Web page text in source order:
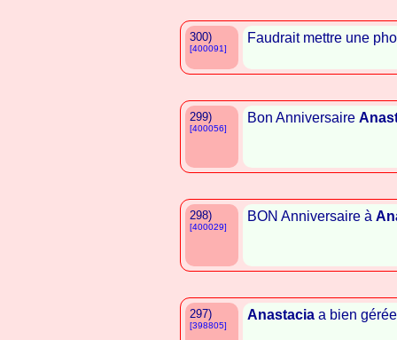
300)
[400091]
Faudrait mettre une
299)
[400056]
Bon Anniversaire
298)
[400029]
BON Anniversaire à
297)
[398805]
Anastacia a bien